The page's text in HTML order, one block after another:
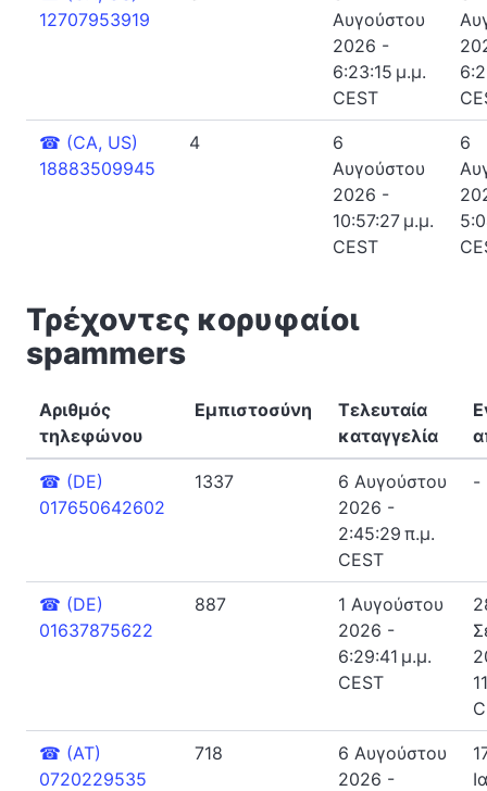
12707953919
Αυγούστου
2026 -
6:23:15 μ.μ.
CEST
☎ (CA, US)
18883509945
4
6
Αυγούστου
2026 -
10:57:27 μ.μ.
CEST
6
Τρέχοντες κορυφαίοι
spammers
Αριθμός
τηλεφώνου
Εμπιστοσύνη
Τελευταία
καταγγελία
☎ (DE)
017650642602
1337
6 Αυγούστου
2026 -
2:45:29 π.μ.
CEST
-
☎ (DE)
01637875622
887
1 Αυγούστου
2026 -
6:29:41 μ.μ.
CEST
☎ (AT)
0720229535
718
6 Αυγούστου
2026 -